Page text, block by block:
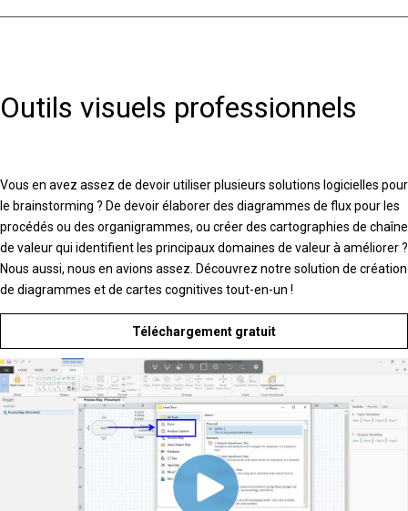
Outils visuels professionnels
Vous en avez assez de devoir utiliser plusieurs solutions logicielles pour
le brainstorming ? De devoir élaborer des diagrammes de flux pour les
procédés ou des organigrammes, ou créer des cartographies de chaîne
de valeur qui identifient les principaux domaines de valeur à améliorer ?
Nous aussi, nous en avions assez. Découvrez notre solution de création
de diagrammes et de cartes cognitives tout-en-un !
Téléchargement gratuit